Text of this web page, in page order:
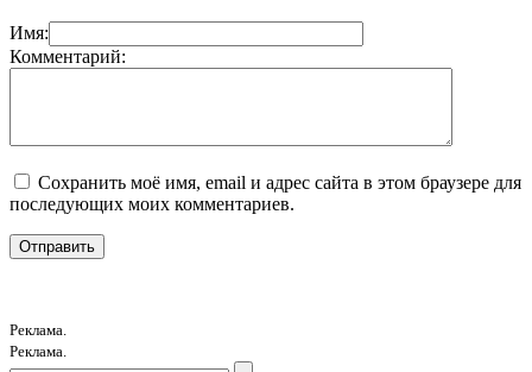
Имя:
Комментарий:
Сохранить моё имя, email и адрес сайта в этом браузере для
последующих моих комментариев.
Реклама.
Реклама.